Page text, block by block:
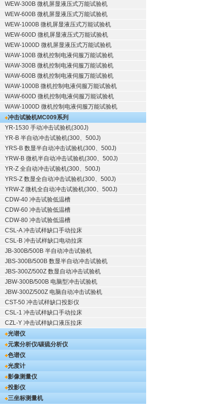
WEW-300B 微机屏显液压式万能试验机
WEW-600B 微机屏显液压式万能试验机
WEW-1000B 微机屏显液压式万能试验机
WEW-600D 微机屏显液压式万能试验机
WEW-1000D 微机屏显液压式万能试验机
WAW-100B 微机控制电液伺服万能试验机
WAW-300B 微机控制电液伺服万能试验机
WAW-600B 微机控制电液伺服万能试验机
WAW-1000B 微机控制电液伺服万能试验机
WAW-600D 微机控制电液伺服万能试验机
WAW-1000D 微机控制电液伺服万能试验机
冲击试验机MC009系列
YR-1530 手动冲击试验机(300J)
YR-B 半自动冲击试验机(300、500J)
YRS-B 数显半自动冲击试验机(300、500J)
YRW-B 微机半自动冲击试验机(300、500J)
YR-Z 全自动冲击试验机(300、500J)
YRS-Z 数显全自动冲击试验机(300、500J)
YRW-Z 微机全自动冲击试验机(300、500J)
CDW-40 冲击试验低温槽
CDW-60 冲击试验低温槽
CDW-80 冲击试验低温槽
CSL-A 冲击试样缺口手动拉床
CSL-B 冲击试样缺口电动拉床
JB-300B/500B 半自动冲击试验机
JBS-300B/500B 数显半自动冲击试验机
JBS-300Z/500Z 数显自动冲击试验机
JBW-300B/500B 电脑型冲击试验机
JBW-300Z/500Z 电脑自动冲击试验机
CST-50 冲击试样缺口投影仪
CSL-1 冲击试样缺口手动拉床
CZL-Y 冲击试样缺口液压拉床
光谱仪
元素分析仪/碳硫分析仪
色谱仪
光度计
影像测量仪
投影仪
三坐标测量机